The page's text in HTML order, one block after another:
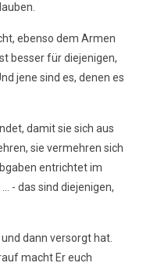
ebenso dem Armen
besser für diejenigen,
jene sind es, denen es
damit sie sich aus
sie vermehren sich
entrichtet im
- das sind diejenigen,
dann versorgt hat.
macht Er euch